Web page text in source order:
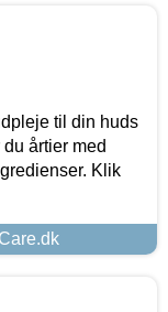
til din huds
årtier med
Klik